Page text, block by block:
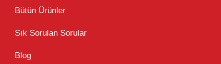
Bütün Ürünler
Sık Sorulan Sorular
Blog